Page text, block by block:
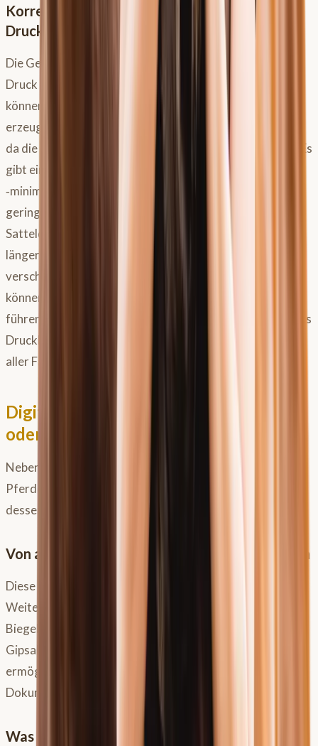
Korrekte Anwendung und Interpretation von
Druckmessungen
Die Geschwindigkeit deines Pferdes beeinflusst den
Druck erheblich: Schon 10 % mehr Geschwindigkeit
können im Schritt 5 % und im Trab 14 % mehr Druck
erzeugen. Auch die Bodenverhältnisse spielen eine Rolle,
da die Bodenreaktionskraft auf den Sattel zurückwirkt. Es
gibt einen ständigen Wechsel von Druckmaxima und
‑minima (z.B. in der Schwebephase im Trab ist der Druck
geringer). Daher ist es wichtig, bei einer
Satteldruckmessung immer ein Mittelwertbild über eine
längere Reiteinheit (10–15 Minuten, beide Hände,
verschiedene Gangarten) erstellen zu lassen. Einzelbilder
können trügerisch sein und zu Fehlinterpretationen
führen. Eine Sattelanpassung sollte nie allein aufgrund des
Druckbildes erfolgen, sondern immer im Gesamtkontext
aller Faktoren.
Digitale Rückenvermessung: Segen
oder Fluch?
Neben der Ganganalyse gibt es auch die Möglichkeit, den
Pferderücken digital, oft einfach mit deinem Handy und
dessen LiDAR-Funktion, zu vermessen.
Von analogen Methoden zur digitalen Präzision
Diese digitalen Methoden sind im Prinzip eine
Weiterentwicklung klassischer Werkzeuge wie
Biegellineale, Sprengermaß, Metallgitter oder
Gipsabdrücke. Früher gab es spezielle Scanner, heute
ermöglichen Smartphone-Apps eine zugänglichere
Dokumentation.
Was digitale Rückenvermessung dir leisten